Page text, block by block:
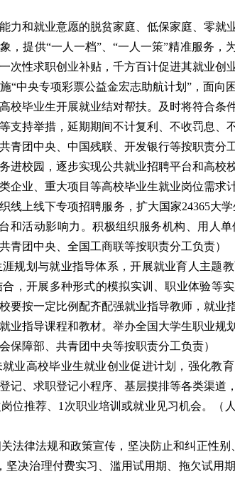
力和就业意愿的脱贫家庭、低保家庭、零就
，提供“一人一档”、“一人一策”精准服务
次性求职创业补贴，千方百计促进其就业创
“中央专项彩票公益金宏志助航计划”，面向
校毕业生开展就业结对帮扶。及时将符合条
支持举措，延期期间不计复利、不收罚息、
青团中央、中国残联、开发银行等按职责分工
进校园，逐步实现公共就业招聘平台和高校
企业、重大项目等高校毕业生就业岗位需求
线上线下专项招聘服务，扩大国家24365大
和活动影响力。积极组织服务机构、用人单
青团中央、全国工商联等按职责分工负责）
规划与就业指导体系，开展就业育人主题
，开展多种形式的模拟实训、职业体验等
要按一定比例配齐配强就业指导教师，就业
业指导课程和教材。举办全国大学生职业规
保障部、共青团中央等按职责分工负责）
业高校毕业生就业创业促进计划，强化教
记、求职登记小程序、基层摸排等各类渠道
位推荐、1次职业培训或就业见习机会。
（
法律法规和政策宣传，坚决防止和纠正性
坚决治理付费实习、滥用试用期、拖欠试用